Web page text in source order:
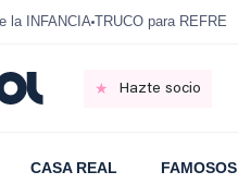
la INFANCIA TRUCO para
Hazte socio
CASA REAL FAMOSOS